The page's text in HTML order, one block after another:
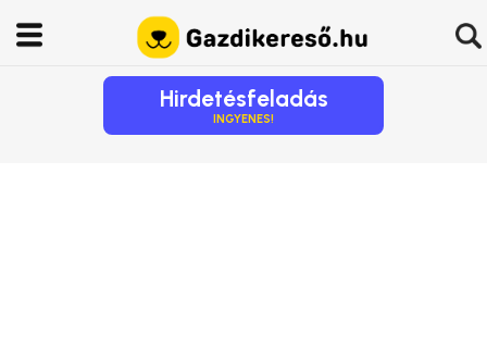
Hirdetésfeladás
INGYENES!